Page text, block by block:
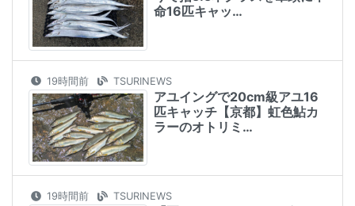
命16匹キャッ…
19時間前 TSURINEWS
アユイングで20cm級アユ16
匹キャッチ【京都】虹色鮎カ
ラーのオトリミ…
19時間前 TSURINEWS